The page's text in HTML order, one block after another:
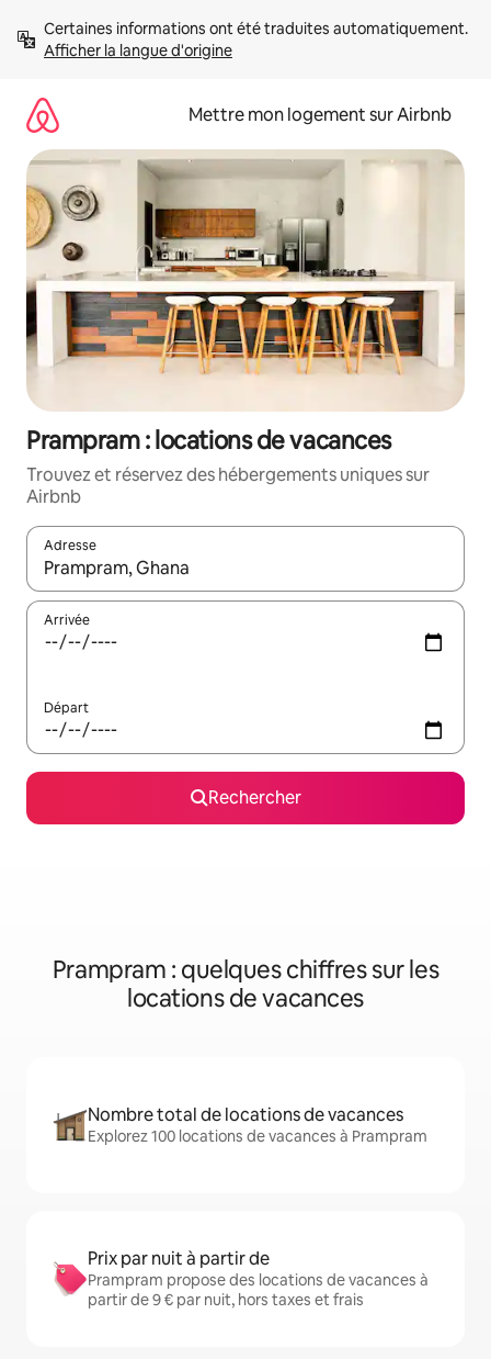
directement
Afficher la langue d'origine
Mettre mon logement sur Airbnb
Prampram : locations de vacances
Trouvez et réservez des hébergements uniques sur
Airbnb
Adresse
Lorsque les résultats s'affichent, utilisez les flèches vers le
Arrivée
Départ
Rechercher
Prampram : quelques chiffres sur les
locations de vacances
Nombre total de locations de vacances
Explorez 100 locations de vacances à Prampram
Prix par nuit à partir de
Prampram propose des locations de vacances à
partir de 9 € par nuit, hors taxes et frais